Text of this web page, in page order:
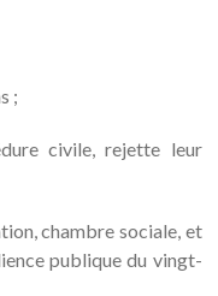
;
civile, rejette leur
chambre sociale, et
publique du vingt-